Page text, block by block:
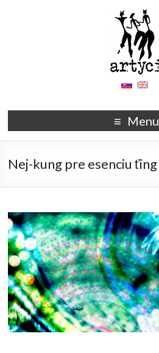
Menu
Nej-kung pre esenciu ťing